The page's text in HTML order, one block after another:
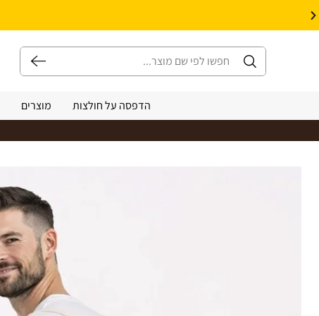
הדפסה על חולצות מוצרים